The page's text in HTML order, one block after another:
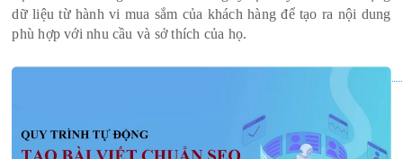
dữ liệu từ hành vi mua sắm của khách hàng để tạo ra nội dung
phù hợp với nhu cầu và sở thích của họ.